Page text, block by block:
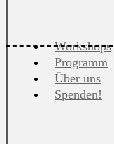
Workshops
Programm
Über uns
Spenden!